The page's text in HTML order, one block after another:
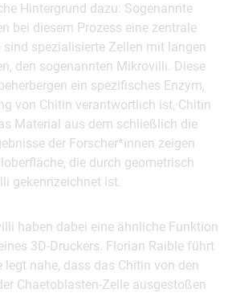
Hintergrund dazu: Sogenannte
bei diesem Prozess eine zentrale
sind spezialisierte Zellen mit langen
den sogenannten Mikrovilli. Diese
ein spezifisches Enzym,
von Chitin verantwortlich ist, Chitin
Material aus dem schließlich die
der Forscher*innen zeigen
die durch geometrisch
gekennzeichnet ist.
haben dabei eine ähnliche Funktion
3D-Druckers. Florian Raible führt
legt nahe, dass das Chitin von den
Chaetoblasten-Zelle ausgestoßen